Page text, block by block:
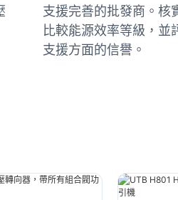
支援完善的批發商。核
比較能源效率等級，並
支援方面的信譽。